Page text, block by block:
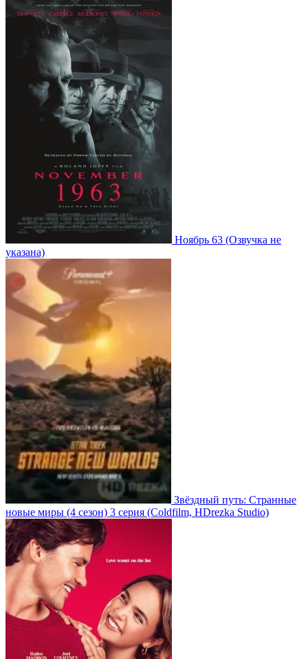
Ноябрь 63 (Озвучка не
указана)
Звёздный путь: Странные
новые миры (4 сезон) 3 серия (Coldfilm, HDrezka Studio)